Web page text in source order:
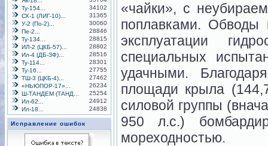
Ту-154...
34102
СХ-1 (ЛИГ-10)...
31365
У-2 (По-2)...
30060
Пе-2...
28846
Ту-134...
28815
ИЛ-2 (ЦКБ-57)...
28802
Ил-4 (ДБ-ЗФ)...
28516
Ту-114...
28301
Ту-16...
27755
ТШ-3 (ЦКБ-4)...
27462
«НЬЮПОР-17»...
26234
Ш-ТАНДЕМ (ТАНД...
25254
Ил-62...
24912
Ил-18...
24838
Исправление ошибок
«чайки», с
поплавками. Обводы
эксплуатации
специальных
удачными.
площади крыла
силовой группы
950 л.с.)
мореходностью.